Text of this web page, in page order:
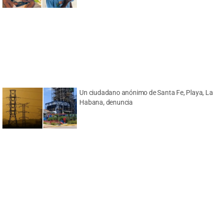
Un ciudadano anónimo de Santa Fe, Playa, La
Habana, denuncia